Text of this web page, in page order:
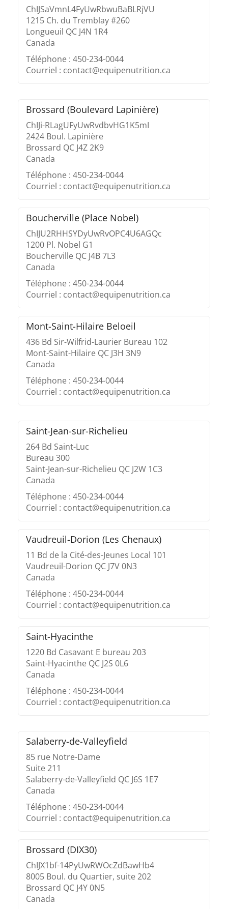
ChIJSaVmnL4FyUwRbwuBaBLRjVU
1215 Ch. du Tremblay #260
Longueuil QC J4N 1R4
Canada
Téléphone : 450-234-0044
Courriel : contact@equipenutrition.ca
Brossard (Boulevard Lapinière)
ChIJi-RLagUFyUwRvdbvHG1K5mI
2424 Boul. Lapinière
Brossard QC J4Z 2K9
Canada
Téléphone : 450-234-0044
Courriel : contact@equipenutrition.ca
Boucherville (Place Nobel)
ChIJU2RHHSYDyUwRvOPC4U6AGQc
1200 Pl. Nobel G1
Boucherville QC J4B 7L3
Canada
Téléphone : 450-234-0044
Courriel : contact@equipenutrition.ca
Mont-Saint-Hilaire Beloeil
436 Bd Sir-Wilfrid-Laurier Bureau 102
Mont-Saint-Hilaire QC J3H 3N9
Canada
Téléphone : 450-234-0044
Courriel : contact@equipenutrition.ca
Saint-Jean-sur-Richelieu
264 Bd Saint-Luc
Bureau 300
Saint-Jean-sur-Richelieu QC J2W 1C3
Canada
Téléphone : 450-234-0044
Courriel : contact@equipenutrition.ca
Vaudreuil-Dorion (Les Chenaux)
11 Bd de la Cité-des-Jeunes Local 101
Vaudreuil-Dorion QC J7V 0N3
Canada
Téléphone : 450-234-0044
Courriel : contact@equipenutrition.ca
Saint-Hyacinthe
1220 Bd Casavant E bureau 203
Saint-Hyacinthe QC J2S 0L6
Canada
Téléphone : 450-234-0044
Courriel : contact@equipenutrition.ca
Salaberry-de-Valleyfield
85 rue Notre-Dame
Suite 211
Salaberry-de-Valleyfield QC J6S 1E7
Canada
Téléphone : 450-234-0044
Courriel : contact@equipenutrition.ca
Brossard (DIX30)
ChIJX1bf-14PyUwRWOcZdBawHb4
8005 Boul. du Quartier, suite 202
Brossard QC J4Y 0N5
Canada